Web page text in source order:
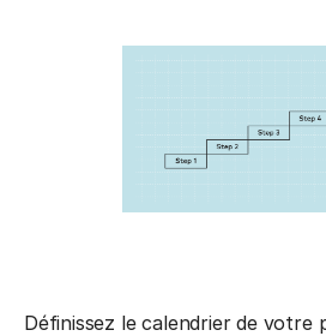
Définissez le calendrier de